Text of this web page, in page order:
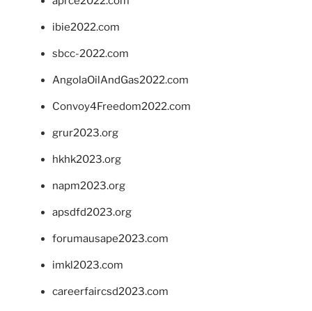
ibie2022.com
sbcc-2022.com
AngolaOilAndGas2022.com
Convoy4Freedom2022.com
grur2023.org
hkhk2023.org
napm2023.org
apsdfd2023.org
forumausape2023.com
imkl2023.com
careerfaircsd2023.com